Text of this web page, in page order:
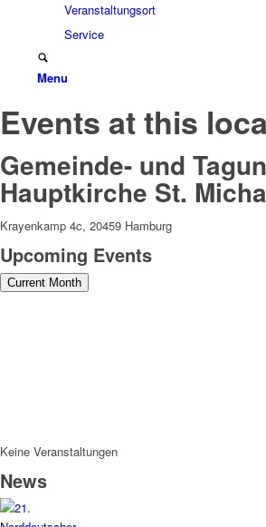
Veranstaltungsort
Service
Menu
Events at this
Gemeinde- und
Hauptkirche St.
Krayenkamp 4c, 20459 Hamburg
Upcoming Events
Current Month
Keine Veranstaltungen
News